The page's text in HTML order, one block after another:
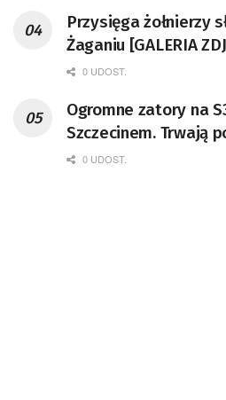
Przysięga żołnierzy
Żaganiu [GALERIA
0 UDOST.
Ogromne zatory na
Szczecinem. Trwają
0 UDOST.